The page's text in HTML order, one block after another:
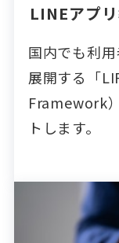
LINEアプ
国内でも利
展開する「
Framework
トします。